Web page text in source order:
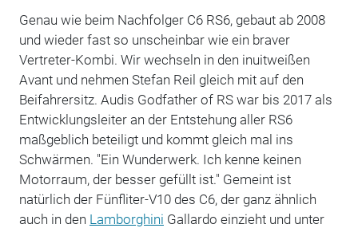
Genau wie beim Nachfolger C6 RS6, gebaut ab 2008
und wieder fast so unscheinbar wie ein braver
Vertreter-Kombi. Wir wechseln in den inuitweißen
Avant und nehmen Stefan Reil gleich mit auf den
Beifahrersitz. Audis Godfather of RS war bis 2017 als
Entwicklungsleiter an der Entstehung aller RS6
maßgeblich beteiligt und kommt gleich mal ins
Schwärmen. "Ein Wunderwerk. Ich kenne keinen
Motorraum, der besser gefüllt ist." Gemeint ist
natürlich der Fünfliter-V10 des C6, der ganz ähnlich
auch in den Lamborghini Gallardo einzieht und unter